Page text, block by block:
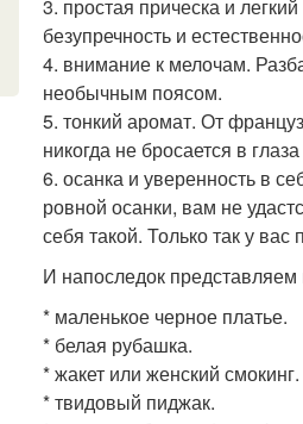
3. простая прическа и
безупречность и
4. внимание к мелочам.
необычным поясом.
5. тонкий аромат. От
никогда не бросается в
6. осанка и уверенность в
ровной осанки, вам не
себя такой. Только так у
И напоследок
* маленькое черное платье.
* белая рубашка.
* жакет или женский смокинг.
* твидовый пиджак.